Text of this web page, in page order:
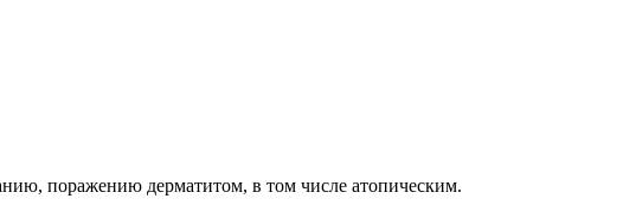
поражению дерматитом, в том числе атопическим.